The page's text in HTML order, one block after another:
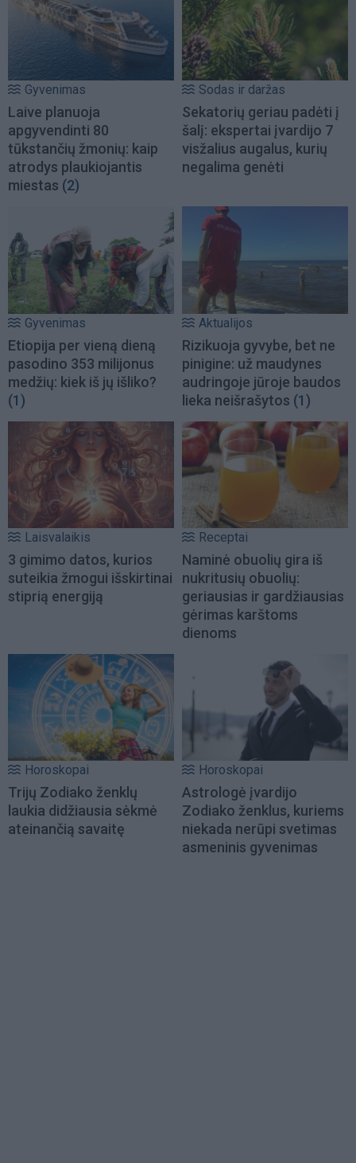
Gyvenimas
Laive planuoja
apgyvendinti 80
tūkstančių žmonių: kaip
atrodys plaukiojantis
miestas (2)
Sodas ir daržas
Sekatorių geriau padėti į
šalį: ekspertai įvardijo 7
visžalius augalus, kurių
negalima genėti
Gyvenimas
Etiopija per vieną dieną
pasodino 353 milijonus
medžių: kiek iš jų išliko?
(1)
Aktualijos
Rizikuoja gyvybe, bet ne
pinigine: už maudynes
audringoje jūroje baudos
lieka neišrašytos (1)
Laisvalaikis
3 gimimo datos, kurios
suteikia žmogui išskirtinai
stiprią energiją
Receptai
Naminė obuolių gira iš
nukritusių obuolių:
geriausias ir gardžiausias
gėrimas karštoms
dienoms
Horoskopai
Trijų Zodiako ženklų
laukia didžiausia sėkmė
ateinančią savaitę
Horoskopai
Astrologė įvardijo
Zodiako ženklus, kuriems
niekada nerūpi svetimas
asmeninis gyvenimas